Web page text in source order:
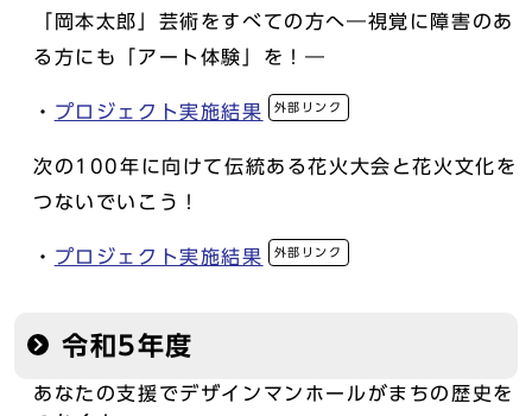
「岡本太郎」芸術をすべての方へ―視覚に障害のあ
る方にも「アート体験」を！―
・ プロジェクト実施結果 外部リンク
次の100年に向けて伝統ある花火大会と花火文化を
つないでいこう！
・ プロジェクト実施結果 外部リンク
令和5年度
あなたの支援でデザインマンホールがまちの歴史を